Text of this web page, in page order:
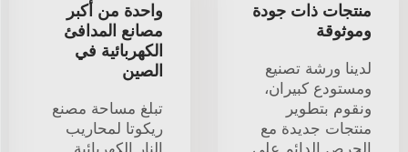
منتجات ذات جودة
وموثوقة
لدينا ورشة تصنيع
ومستودع كبيران،
ونقوم بتطوير
منتجات جديدة مع
واحدة من أكبر
مصانع المدافئ
الكهربائية في
الصين
تبلغ مساحة مصنع
ريكوتا لمحاريب